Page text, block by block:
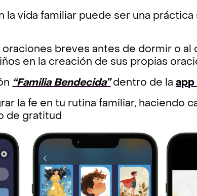
la vida familiar puede ser una
breves antes de dormir o al
en la creación de sus propias
“Familia Bendecida”dentro de la
la fe en tu rutina familiar, haciendo
de gratitud